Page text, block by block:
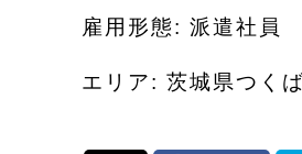
雇用形態: 派遣社員
エリア: 茨城県つく